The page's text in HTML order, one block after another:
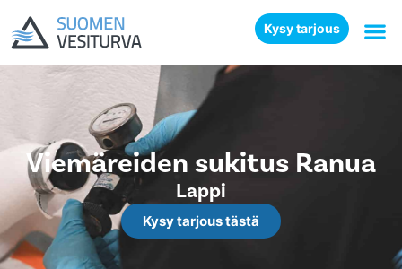
Kysy tarjous
Viemäreiden sukitus Ranua
Lappi
Kysy tarjous tästä